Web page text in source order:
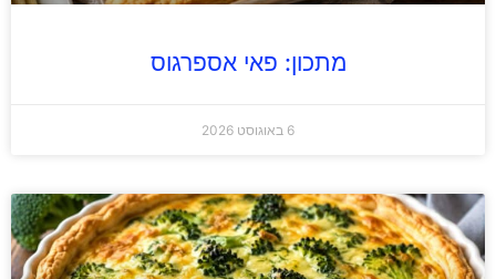
מתכון: פאי אספרגוס
6 באוגוסט 2026